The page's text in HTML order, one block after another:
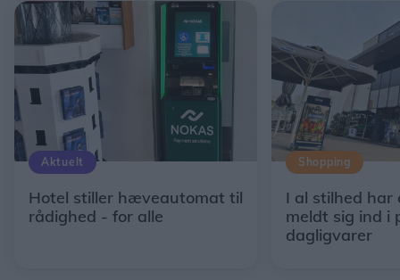
Aktuelt
Hotel stiller hæveautomat til
rådighed - for alle
Shopping
I al stilhed har
meldt sig ind i
dagligvarer